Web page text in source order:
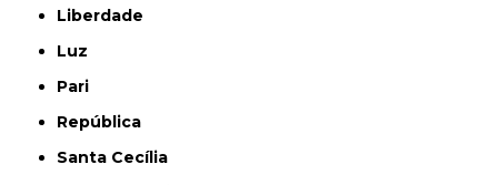
Liberdade
Luz
Pari
República
Santa Cecília